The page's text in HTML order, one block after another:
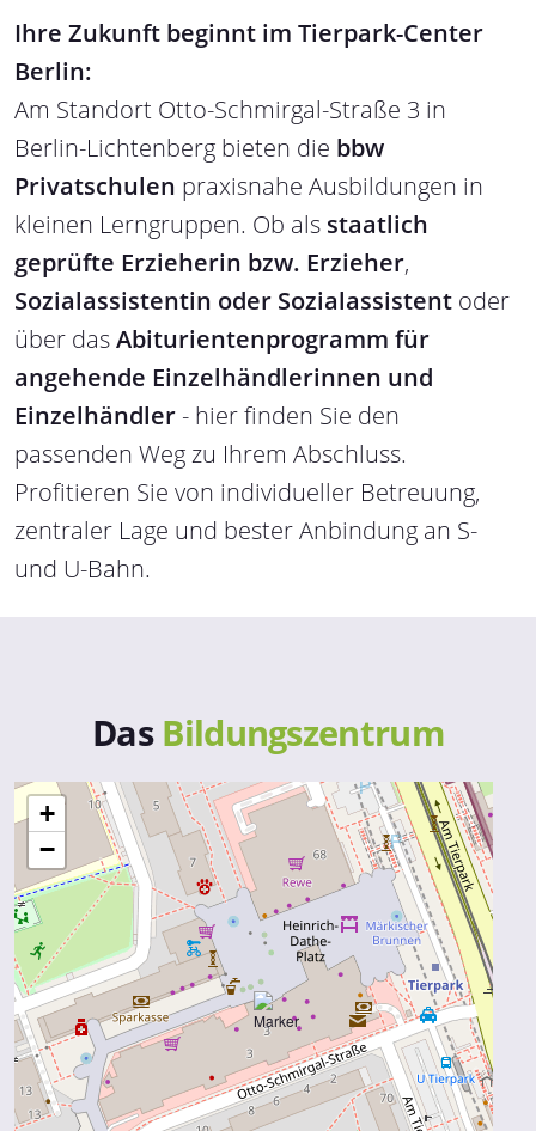
Ihre Zukunft beginnt im Tierpark-Center
Berlin:
Am Standort Otto-Schmirgal-Straße 3 in
Berlin-Lichtenberg bieten die bbw
Privatschulen praxisnahe Ausbildungen in
kleinen Lerngruppen. Ob als staatlich
geprüfte Erzieherin bzw. Erzieher,
Sozialassistentin oder Sozialassistent oder
über dasAbiturientenprogramm für
angehende Einzelhändlerinnen und
Einzelhändler - hier finden Sie den
passenden Weg zu Ihrem Abschluss.
Profitieren Sie von individueller Betreuung,
zentraler Lage und bester Anbindung an S-
und U-Bahn.
Das Bildungszentrum
+
−